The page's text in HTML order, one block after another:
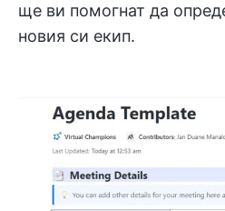
ще ви помогнат да
новия си екип.